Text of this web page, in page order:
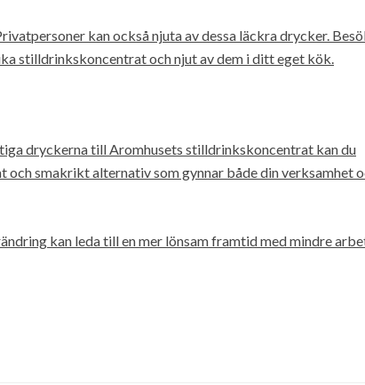
kan också njuta av dessa läckra drycker.
stilldrinkskoncentrat och njut av dem i ditt eget kök.
dryckerna till Aromhusets stilldrinkskoncentrat kan du
och smakrikt alternativ som gynnar både din verksamhet
kan leda till en mer lönsam framtid med mindre